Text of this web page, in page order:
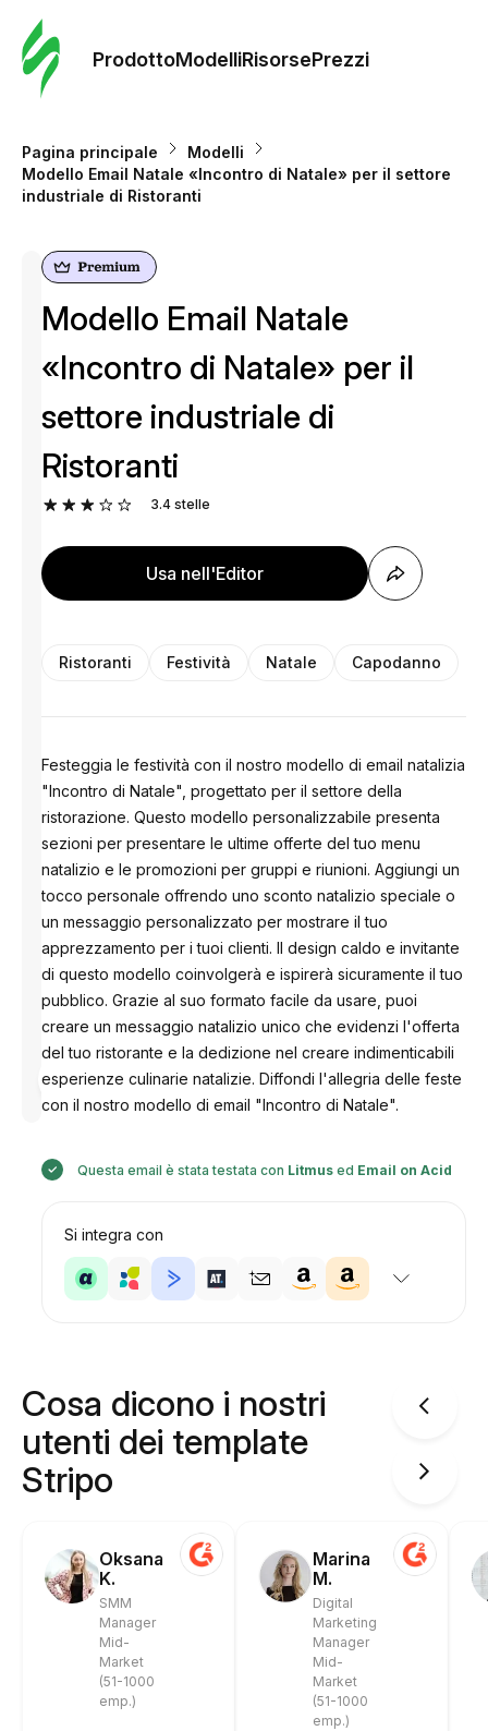
ProdottoModelliRisorsePrezzi
Pagina principale
Modelli
Modello Email Natale «Incontro di Natale» per il settore
industriale di Ristoranti
Progettato
da
Modello Email Natale
«Incontro di Natale» per il
settore industriale di
Ristoranti
3.4 stelle
Usa nell'Editor
Ristoranti Festività Natale Capodanno
Festeggia le festività con il nostro modello di email natalizia
"Incontro di Natale", progettato per il settore della
ristorazione. Questo modello personalizzabile presenta
sezioni per presentare le ultime offerte del tuo menu
natalizio e le promozioni per gruppi e riunioni. Aggiungi un
tocco personale offrendo uno sconto natalizio speciale o
un messaggio personalizzato per mostrare il tuo
apprezzamento per i tuoi clienti. Il design caldo e invitante
di questo modello coinvolgerà e ispirerà sicuramente il tuo
pubblico. Grazie al suo formato facile da usare, puoi
creare un messaggio natalizio unico che evidenzi l'offerta
del tuo ristorante e la dedizione nel creare indimenticabili
esperienze culinarie natalizie. Diffondi l'allegria delle feste
con il nostro modello di email "Incontro di Natale".
Questa email è stata testata con Litmus ed Email on Acid
Si integra con
Cosa dicono i nostri
utenti dei template
Stripo
Oksana
K.
SMM
Manager
Mid-
Market
(51-1000
emp.)
Marina
M.
Digital
Marketing
Manager
Mid-
Market
(51-1000
emp.)